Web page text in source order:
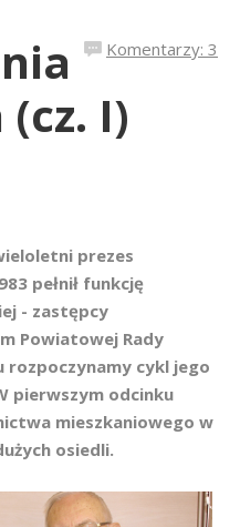
Komentarzy: 3
I)
prezes
pełnił funkcję
- zastępcy
Powiatowej Rady
cykl jego
pierwszym odcinku
mieszkaniowego w
osiedli.